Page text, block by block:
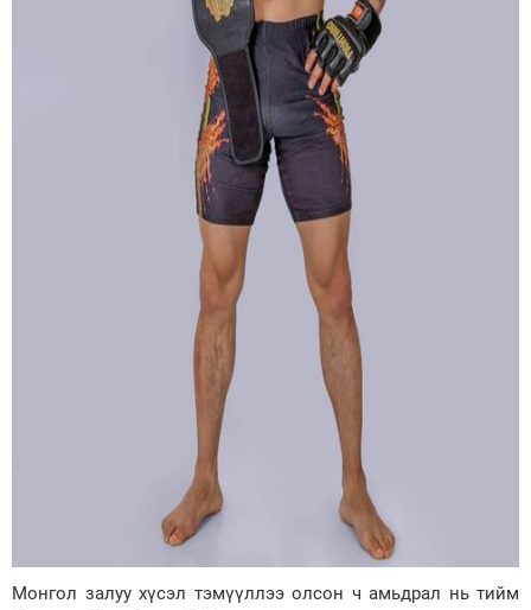
Монгол залуу хүсэл тэмүүллээ олсон ч амьдрал нь тийм